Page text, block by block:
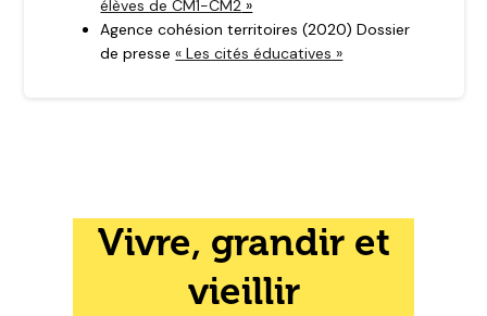
élèves de CM1-CM2 »
Agence cohésion territoires (2020) Dossier
de presse« Les cités éducatives »
Vivre, grandir et
vieillir